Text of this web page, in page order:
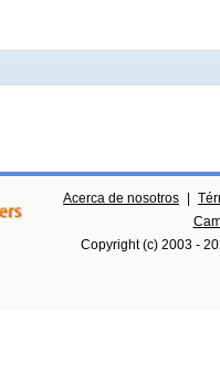
Acerca de nosotros
Copyright (c) 2003 -